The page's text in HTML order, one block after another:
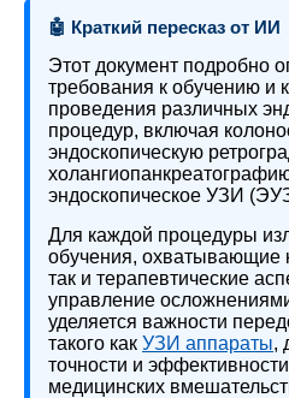
🤖 Краткий пересказ от ИИ
Этот документ подробно
требования к обучению и
проведения различных
процедур, включая
эндоскопическую
эндоскопическое УЗИ
Для каждой процедуры
обучения, охватывающие
так и терапевтические
управление
уделяется важности
такого как УЗИ аппараты,
точности и
медицинских